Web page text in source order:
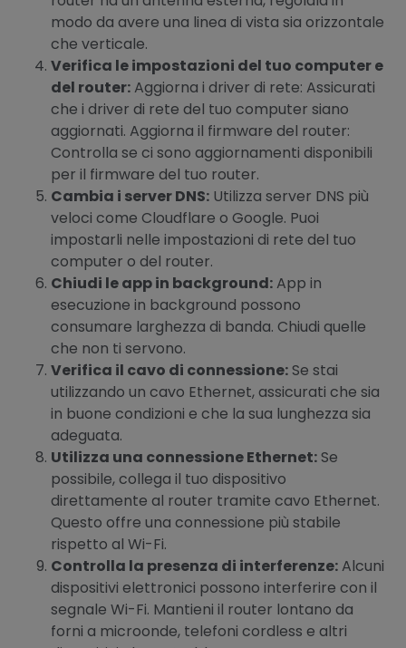
modo da avere una linea di vista sia orizzontale
che verticale.
Verifica le impostazioni del tuo computer e
del router:Aggiorna i driver di rete: Assicurati
che i driver di rete del tuo computer siano
aggiornati. Aggiorna il firmware del router:
Controlla se ci sono aggiornamenti disponibili
per il firmware del tuo router.
Cambia i server DNS: Utilizza server DNS più
veloci come Cloudflare o Google. Puoi
impostarli nelle impostazioni di rete del tuo
computer o del router.
Chiudi le app in background:App in
esecuzione in background possono
consumare larghezza di banda. Chiudi quelle
che non ti servono.
Verifica il cavo di connessione: Se stai
utilizzando un cavo Ethernet, assicurati che sia
in buone condizioni e che la sua lunghezza sia
adeguata.
Utilizza una connessione Ethernet: Se
possibile, collega il tuo dispositivo
direttamente al router tramite cavo Ethernet.
Questo offre una connessione più stabile
rispetto al Wi-Fi.
Controlla la presenza di interferenze:Alcuni
dispositivi elettronici possono interferire con il
segnale Wi-Fi. Mantieni il router lontano da
forni a microonde, telefoni cordless e altri